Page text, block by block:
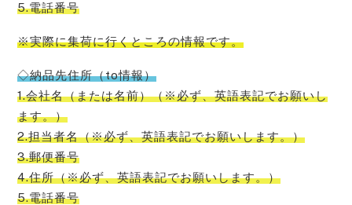
5.電話番号
※実際に集荷に行くところの情報です。
◇納品先住所（to情報）
1.会社名（または名前）（※必ず、英語表記でお願いし
ます。）
2.担当者名（※必ず、英語表記でお願いします。）
3.郵便番号
4.住所（※必ず、英語表記でお願いします。）
5.電話番号